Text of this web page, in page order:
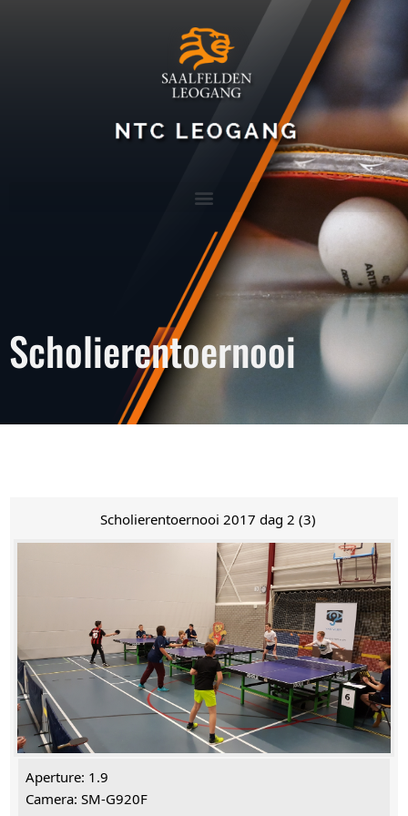
Scholierentoernooi
Scholierentoernooi 2017 dag 2 (3)
Aperture: 1.9
Camera: SM-G920F